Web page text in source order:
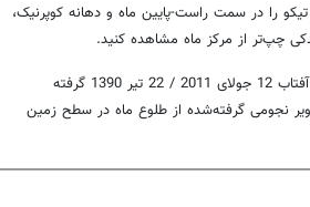
تیکو را در سمت راست-پایین ماه و دهانه کوپرنیک،
چپ‌تر از مرکز ماه مشاهده کنید.
این فیلم که همزمان با غروب آفتاب 12 جولای 2011 / 22 تیر 1390 گرفته
نجومی گرفته‌شده از طلوع ماه در سطح زمین